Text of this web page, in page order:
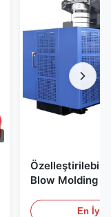
Blow Molding
Molding
En İyi